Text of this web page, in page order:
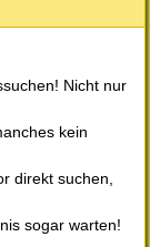
Nicht nur
kein
direkt suchen,
sogar warten!